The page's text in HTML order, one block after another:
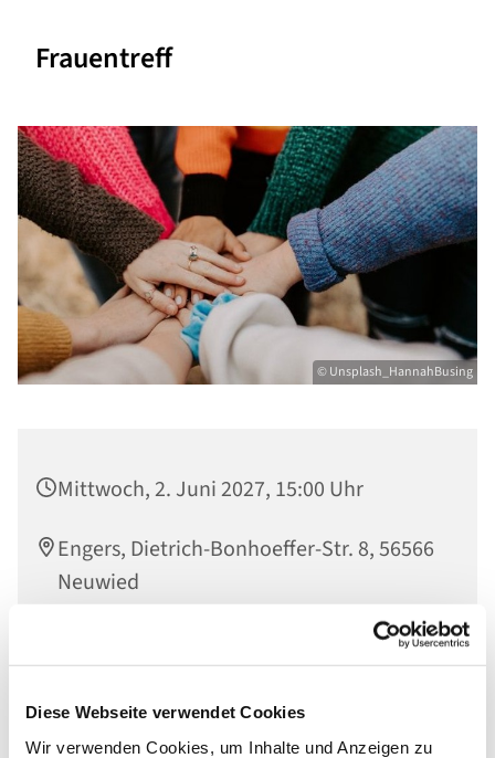
Diese Webseite verwendet Cookies
Wir verwenden Cookies, um Inhalte und Anzeigen zu
Frauentreff
© Unsplash_HannahBusing
Mittwoch, 2. Juni 2027, 15:00 Uhr
Engers, Dietrich-Bonhoeffer-Str. 8, 56566
Neuwied